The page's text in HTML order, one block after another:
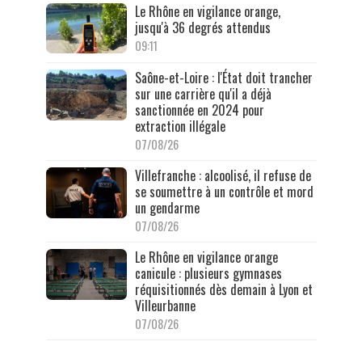
Le Rhône en vigilance orange,
jusqu'à 36 degrés attendus
09:11
Saône-et-Loire : l'État doit trancher
sur une carrière qu'il a déjà
sanctionnée en 2024 pour
extraction illégale
07/08/26
Villefranche : alcoolisé, il refuse de
se soumettre à un contrôle et mord
un gendarme
07/08/26
Le Rhône en vigilance orange
canicule : plusieurs gymnases
réquisitionnés dès demain à Lyon et
Villeurbanne
07/08/26